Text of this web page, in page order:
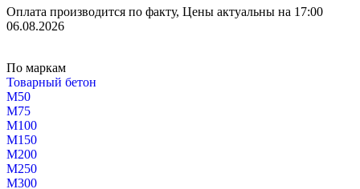
Оплата производится по факту, Цены актуальны на 17:00
06.08.2026
По маркам
Товарный бетон
М50
М75
М100
М150
М200
М250
М300